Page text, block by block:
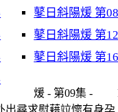
鼕日斜陽煖 第
鼕日斜陽煖 第
鼕日斜陽煖 第
煖 - 第09集 -
出尋求慰藉竝懷有身